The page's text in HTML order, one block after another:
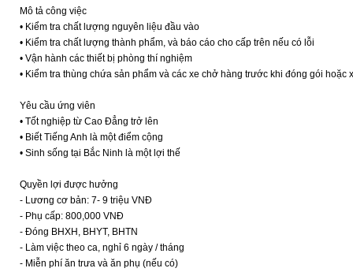
Mô tả công việc
• Kiểm tra chất lượng nguyên liệu đầu vào
• Kiểm tra chất lượng thành phẩm, và báo cáo cho cấp trên nếu có lỗi
• Vận hành các thiết bị phòng thí nghiệm
• Kiểm tra thùng chứa sản phẩm và các xe chở hàng trước khi đóng gói hoặc
Yêu cầu ứng viên
• Tốt nghiệp từ Cao Đẳng trở lên
• Biết Tiếng Anh là một điểm cộng
• Sinh sống tại Bắc Ninh là một lợi thế
Quyền lợi được hưởng
- Lương cơ bản: 7- 9 triệu VNĐ
- Phụ cấp: 800,000 VNĐ
- Đóng BHXH, BHYT, BHTN
- Làm việc theo ca, nghỉ 6 ngày / tháng
- Miễn phí ăn trưa và ăn phụ (nếu có)